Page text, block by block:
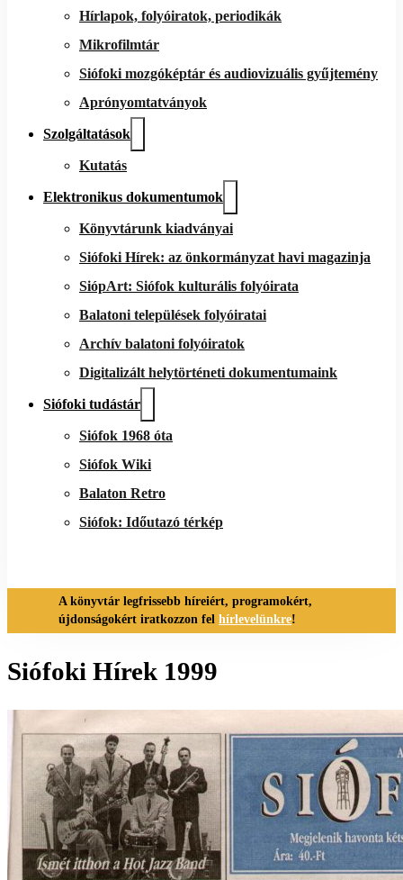
Hírlapok, folyóiratok, periodikák
Mikrofilmtár
Siófoki mozgóképtár és audiovizuális gyűjtemény
Aprónyomtatványok
Szolgáltatások
Kutatás
Elektronikus dokumentumok
Könyvtárunk kiadványai
Siófoki Hírek: az önkormányzat havi magazinja
SiópArt: Siófok kulturális folyóirata
Balatoni települések folyóiratai
Archív balatoni folyóiratok
Digitalizált helytörténeti dokumentumaink
Siófoki tudástár
Siófok 1968 óta
Siófok Wiki
Balaton Retro
Siófok: Időutazó térkép
A könyvtár legfrissebb híreiért, programokért,
újdonságokért iratkozzon felhírlevelünkre!
Siófoki Hírek 1999